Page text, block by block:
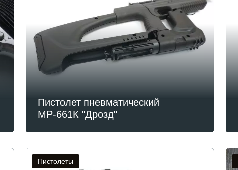
Пистолет пневматический
МР-661К "Дрозд"
Пистолеты